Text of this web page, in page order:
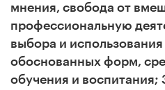
мнения, свобода от
профессиональную
выбора и использования
обоснованных форм,
обучения и воспитания;